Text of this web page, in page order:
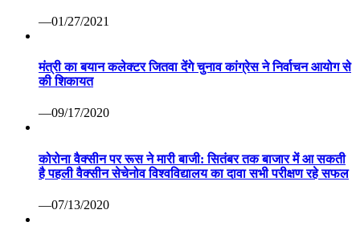
—01/27/2021
मंत्री का बयान कलेक्टर जितवा देंगे चुनाव कांग्रेस ने निर्वाचन आयोग से
की शिकायत
—09/17/2020
कोरोना वैक्सीन पर रूस ने मारी बाजी: सितंबर तक बाजार में आ सकती
है पहली वैक्सीन सेचेनोव विश्वविद्यालय का दावा सभी परीक्षण रहे सफल
—07/13/2020